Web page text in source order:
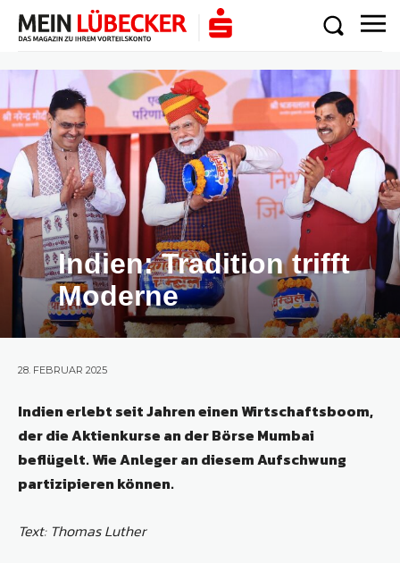
Indien: Tradition trifft
Moderne
28. FEBRUAR 2025
Indien erlebt seit Jahren einen Wirtschaftsboom,
der die Aktienkurse an der Börse Mumbai
beflügelt. Wie Anleger an diesem Aufschwung
partizipieren können.
Text: Thomas Luther